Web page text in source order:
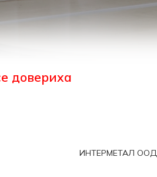
довериха
ИНТЕРМЕТАЛ ООД